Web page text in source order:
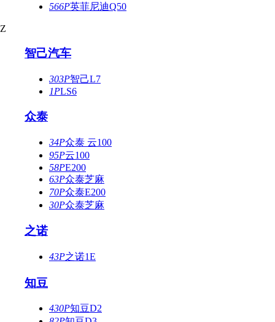
566P英菲尼迪Q50
Z
智己汽车
303P智己L7
1PLS6
众泰
34P众泰 云100
95P云100
58PE200
63P众泰芝麻
70P众泰E200
30P众泰芝麻
之诺
43P之诺1E
知豆
430P知豆D2